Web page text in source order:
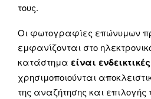
τους.
Οι φωτογραφίες επώνυμων
εμφανίζονται στο
κατάστημα είναι ενδεικτικές
χρησιμοποιούνται
της αναζήτησης και